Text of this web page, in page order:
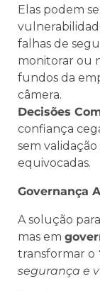
Elas podem
falhas de
monitorar ou
fundos da
câmera.
Decisões
confiança
sem
equivocadas.
Governança
A solução
mas em
transformar o
segurança e